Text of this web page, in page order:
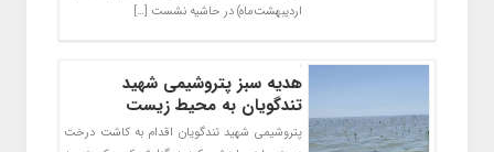
اردیبهشت‌ماه) در حاشیه نشست […]
هدیه سبز پتروشیمی شهید
تندگویان به محیط زیست
پتروشیمی شهید تندگویان اقدام به کاشت درخت